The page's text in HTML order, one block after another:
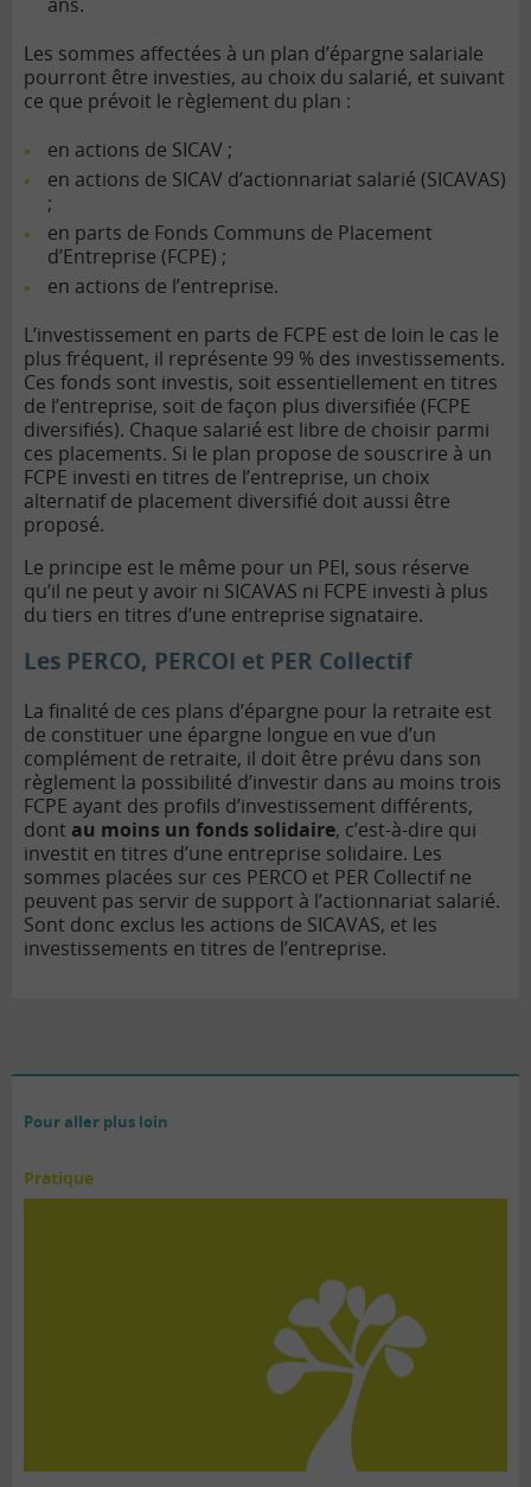
Les sommes affectées à un plan d’épargne salariale
pourront être investies, au choix du salarié, et suivant
ce que prévoit le règlement du plan :
en actions de SICAV ;
en actions de SICAV d’actionnariat salarié (SICAVAS)
;
en parts de Fonds Communs de Placement
d’Entreprise (FCPE) ;
en actions de l’entreprise.
L’investissement en parts de FCPE est de loin le cas le
plus fréquent, il représente 99 % des investissements.
Ces fonds sont investis, soit essentiellement en titres
de l’entreprise, soit de façon plus diversifiée (FCPE
diversifiés). Chaque salarié est libre de choisir parmi
ces placements. Si le plan propose de souscrire à un
FCPE investi en titres de l’entreprise, un choix
alternatif de placement diversifié doit aussi être
proposé.
Le principe est le même pour un PEI, sous réserve
qu’il ne peut y avoir ni SICAVAS ni FCPE investi à plus
du tiers en titres d’une entreprise signataire.
Les PERCO, PERCOI et PER Collectif
La finalité de ces plans d’épargne pour la retraite est
de constituer une épargne longue en vue d’un
complément de retraite, il doit être prévu dans son
règlement la possibilité d’investir dans au moins trois
FCPE ayant des profils d’investissement différents,
dont au moins un fonds solidaire, c’est-à-dire qui
investit en titres d’une entreprise solidaire. Les
sommes placées sur ces PERCO et PER Collectif ne
peuvent pas servir de support à l’actionnariat salarié.
Sont donc exclus les actions de SICAVAS, et les
investissements en titres de l’entreprise.
Pour aller plus loin
Pratique